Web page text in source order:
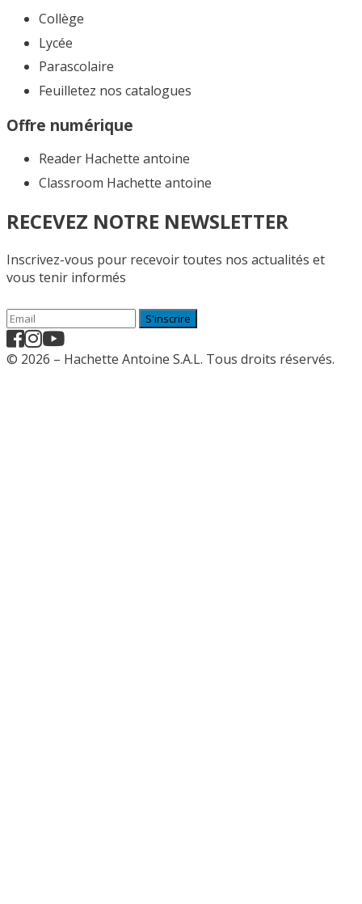
Collège
Lycée
Parascolaire
Feuilletez nos catalogues​
Offre numérique
Reader Hachette antoine
Classroom Hachette antoine
RECEVEZ NOTRE NEWSLETTER
Inscrivez-vous pour recevoir toutes nos actualités et
vous tenir informés
S'inscrire
© 2026 – Hachette Antoine S.A.L. Tous droits réservés.